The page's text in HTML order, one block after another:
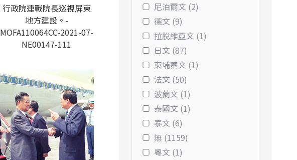
行政院連戰院長巡視屏東
地方建設。-
MOFA110064CC-2021-07-
NE00147-111
尼泊爾文 (2)
德文 (9)
拉脫維亞文 (1)
日文 (87)
柬埔寨文 (1)
法文 (50)
波蘭文 (1)
泰國文 (1)
泰文 (6)
無 (1159)
粵文 (1)